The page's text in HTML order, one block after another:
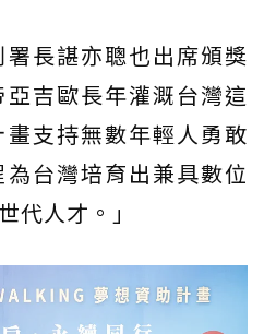
長諶亦聰也出席頒獎
吉歐長年灌溉台灣這
支持無數年輕人勇敢
台灣培育出兼具數位
代人才。」